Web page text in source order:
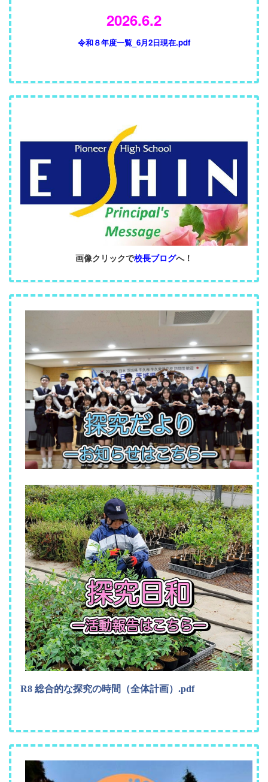
2026.6.2
令和８年度一覧_6月2日現在.pdf
画像クリックで校長ブログへ！
R8 総合的な探究の時間（全体計画）.pdf